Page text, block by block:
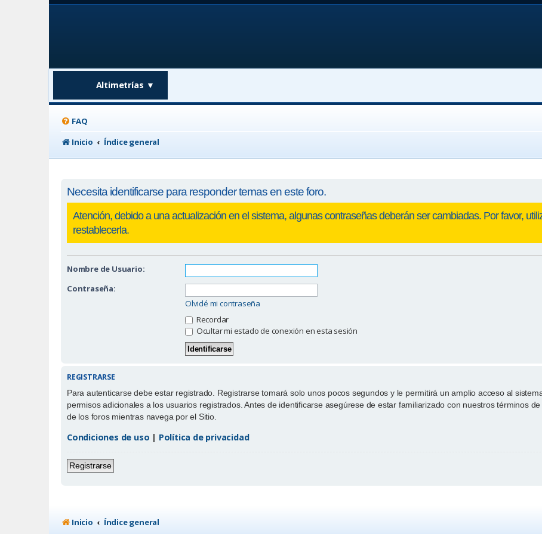
Altimetrías ▼
FAQ
Inicio
Índice general
Necesita identificarse para responder temas en este foro.
Nombre de Usuario:
Contraseña:
Olvidé mi contraseña
Recordar
Ocultar mi estado de conexión en esta sesión
REGISTRARSE
Para autenticarse debe estar registrado. Registrarse tomará solo unos pocos segundos y le permitirá un amplio acceso al
permisos adicionales a los usuarios registrados. Antes de identificarse asegúrese de estar familiarizado con nuestros términos
de los foros mientras navega por el Sitio.
Condiciones de uso | Política de privacidad
Registrarse
Inicio Índice general